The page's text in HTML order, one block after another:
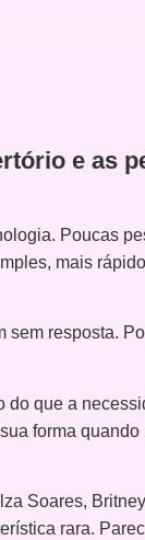
e as
Poucas
mais
resposta.
do que a
forma
Soares,
rara.